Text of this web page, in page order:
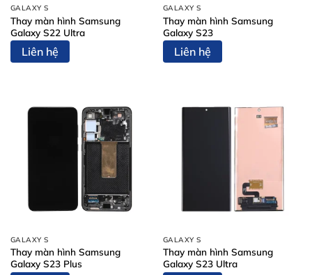
GALAXY S
Thay màn hình Samsung
Galaxy S22 Ultra
Liên hệ
GALAXY S
Thay màn hình Samsung
Galaxy S23
Liên hệ
GALAXY S
Thay màn hình Samsung
Galaxy S23 Plus
GALAXY S
Thay màn hình Samsung
Galaxy S23 Ultra